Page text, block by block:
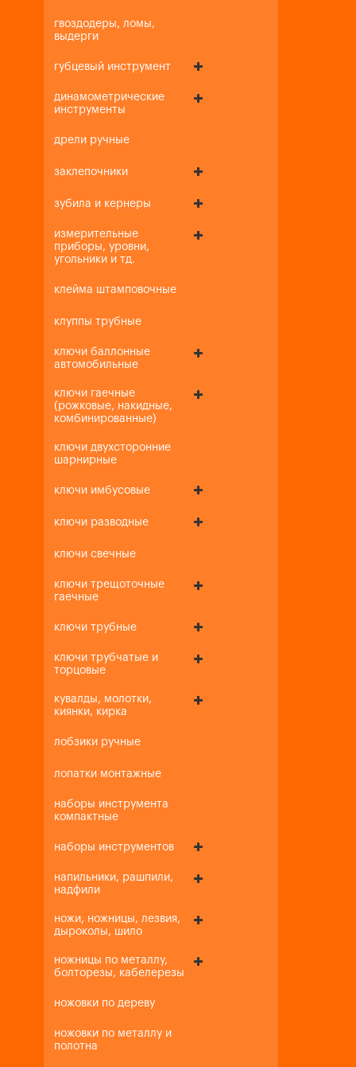
гвоздодеры, ломы,
выдерги
губцевый инструмент
динамометрические
инструменты
дрели ручные
заклепочники
зубила и кернеры
измерительные
приборы, уровни,
угольники и тд.
клейма штамповочные
клуппы трубные
ключи баллонные
автомобильные
ключи гаечные
(рожковые, накидные,
комбинированные)
ключи двухсторонние
шарнирные
ключи имбусовые
ключи разводные
ключи свечные
ключи трещоточные
гаечные
ключи трубные
ключи трубчатые и
торцовые
кувалды, молотки,
киянки, кирка
лобзики ручные
лопатки монтажные
наборы инструмента
компактные
наборы инструментов
напильники, рашпили,
надфили
ножи, ножницы, лезвия,
дыроколы, шило
ножницы по металлу,
болторезы, кабелерезы
ножовки по дереву
ножовки по металлу и
полотна